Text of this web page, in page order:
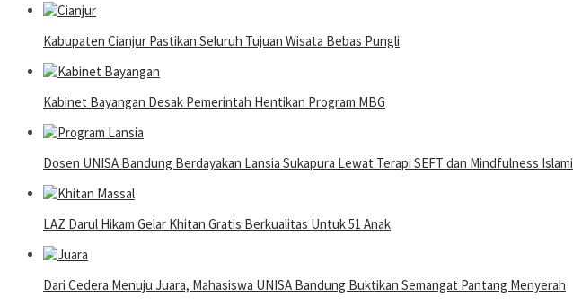
Kabupaten Cianjur Pastikan Seluruh Tujuan Wisata Bebas Pungli
Kabinet Bayangan Desak Pemerintah Hentikan Program MBG
Dosen UNISA Bandung Berdayakan Lansia Sukapura Lewat Terapi SEFT dan Mindfulness Islami
LAZ Darul Hikam Gelar Khitan Gratis Berkualitas Untuk 51 Anak
Dari Cedera Menuju Juara, Mahasiswa UNISA Bandung Buktikan Semangat Pantang Menyerah